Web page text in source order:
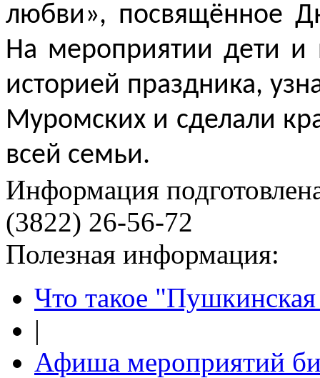
любви», посвящённое
На мероприятии дети и
историей праздника,
Муромских и сделали
всей семьи.
Информация
(3822) 26-56-72
Полезная информация:
Что такое "Пушкинская
|
Афиша мероприятий